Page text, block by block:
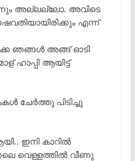
അല്ലല്ലോ. അവിടെ
എന്ന്
ഞങ്ങൾ അങ്ങ് ഓടി
ഹാപ്പി ആയിട്ട്
ചേര്ത്തു പിടിച്ചു
ഇനി കാറിൽ
വെള്ളത്തിൽ വീണു